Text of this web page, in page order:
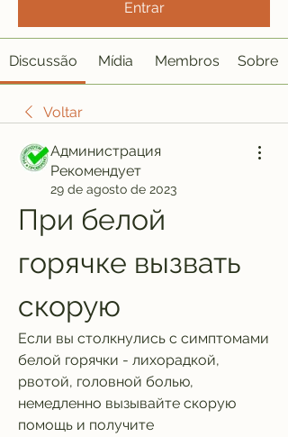
Entrar
Discussão Mídia Membros Sobre
Voltar
Администрация
Рекомендует
29 de agosto de 2023
При белой
горячке вызвать
скорую
Если вы столкнулись с симптомами
белой горячки - лихорадкой,
рвотой, головной болью,
немедленно вызывайте скорую
помощь и получите